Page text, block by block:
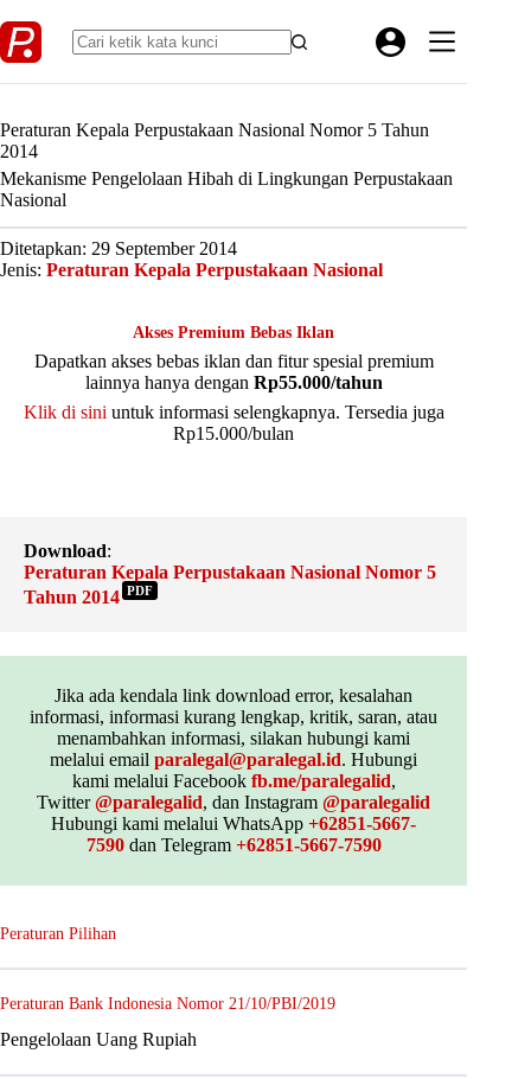
to
content
Peraturan Kepala Perpustakaan Nasional Nomor 5 Tahun
2014
Mekanisme Pengelolaan Hibah di Lingkungan Perpustakaan
Nasional
Ditetapkan: 29 September 2014
Jenis: Peraturan Kepala Perpustakaan Nasional
Akses Premium Bebas Iklan
Dapatkan akses bebas iklan dan fitur spesial premium
lainnya hanya dengan Rp55.000/tahun
Klik di sini untuk informasi selengkapnya. Tersedia juga
Rp15.000/bulan
Download:
Peraturan Kepala Perpustakaan Nasional Nomor 5
Tahun 2014 PDF
Jika ada kendala link download error, kesalahan
informasi, informasi kurang lengkap, kritik, saran, atau
menambahkan informasi, silakan hubungi kami
melalui emailparalegal@paralegal.id. Hubungi
kami melalui Facebook fb.me/paralegalid,
Twitter@paralegalid, dan Instagram@paralegalid
Hubungi kami melalui WhatsApp+62851-5667-
7590dan Telegram +62851-5667-7590
Peraturan Pilihan
Peraturan Bank Indonesia Nomor 21/10/PBI/2019
Pengelolaan Uang Rupiah